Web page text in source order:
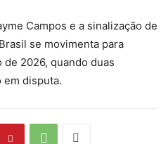
Campos e a sinalização de
se movimenta para
2026, quando duas
em disputa.